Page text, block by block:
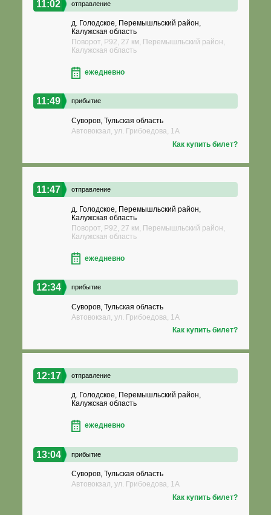
11:02 отправление
д. Голодское, Перемышльский район,
Калужская область
Поворот, Р92, 27 км, Перемышльский район,
Калужская область
ежедневно
11:49 прибытие
Суворов, Тульская область
Автовокзал, ул. Грибоедова, 1А
Как купить билет?
11:47 отправление
д. Голодское, Перемышльский район,
Калужская область
Поворот, Р92, 27 км, Перемышльский район,
Калужская область
ежедневно
12:34 прибытие
Суворов, Тульская область
Автовокзал, ул. Грибоедова, 1А
Как купить билет?
12:17 отправление
д. Голодское, Перемышльский район,
Калужская область
ежедневно
13:04 прибытие
Суворов, Тульская область
Автовокзал, ул. Грибоедова, 1А
Как купить билет?